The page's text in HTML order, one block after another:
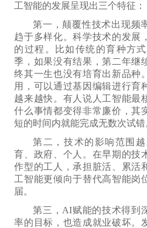
工智能的发展呈现出三个特征：
第一，颠覆性技术出现频
趋于多样化。科学技术的发展
的过程。比如传统的育种方式
季 ，如果没有结果，第二年继
终其一生也没有培育出新品种
用，可以通过基因编辑进行育
越来越快。有人说人工智能最
什么事情都变得非常廉价，其
短的时间内就能完成无数次试错
第二，技术的影响范围
育、政府、个人。在早期的技
作型的工人，承担脏活、累活
工智能更倾向于替代高智能岗
届。
第三，AI赋能的技术得到
率的 目标， 也造成就业破坏。